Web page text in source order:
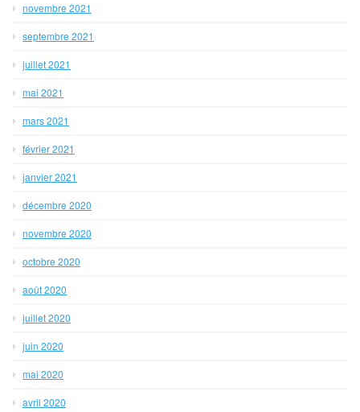
novembre 2021
septembre 2021
juillet 2021
mai 2021
mars 2021
février 2021
janvier 2021
décembre 2020
novembre 2020
octobre 2020
août 2020
juillet 2020
juin 2020
mai 2020
avril 2020